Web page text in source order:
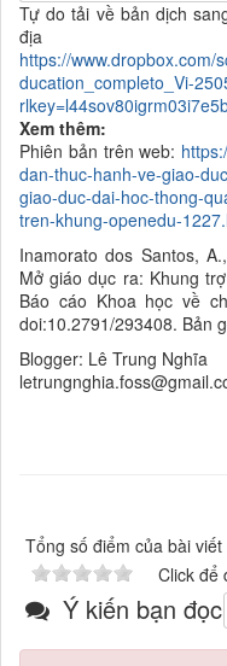
Tự do tải về bản dịch
https://www.dropbox.com/
ducation_completo_Vi-
Xem thêm:
Phiên bản trên web:
dan-thuc-hanh-ve-giao-
giao-duc-dai-hoc-thong-
tren-khung-openedu-
Inamorato dos Santos,
Mở giáo dục ra: Khung
Báo cáo Khoa học về
doi:10.2791/293408. Bản
Blogger: Lê Trung Nghĩa
Tổng số điểm của bài
Click để
Ý kiến bạn đọc